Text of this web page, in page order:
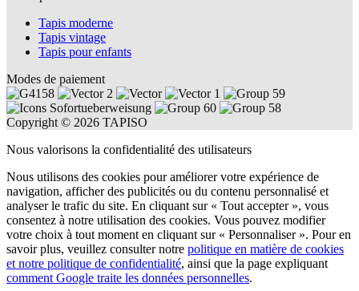
Tapis moderne
Tapis vintage
Tapis pour enfants
Modes de paiement
Copyright © 2026 TAPISO
Nous valorisons la confidentialité des utilisateurs
Nous utilisons des cookies pour améliorer votre expérience de
navigation, afficher des publicités ou du contenu personnalisé et
analyser le trafic du site. En cliquant sur « Tout accepter », vous
consentez à notre utilisation des cookies. Vous pouvez modifier
votre choix à tout moment en cliquant sur « Personnaliser ». Pour en
savoir plus, veuillez consulter notre politique en matière de cookies
et notre politique de confidentialité, ainsi que la page expliquant
comment Google traite les données personnelles.